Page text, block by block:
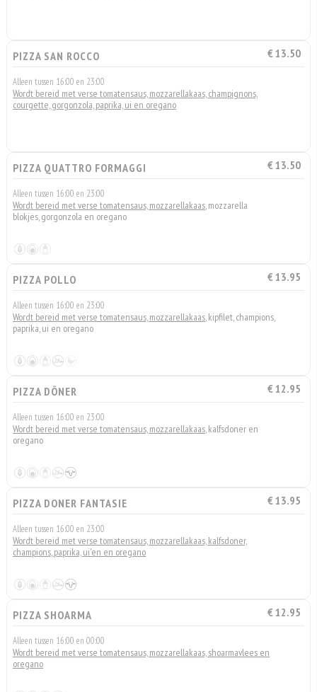
PIZZA SAN ROCCO € 13.50
Alleen tussen 16:00 en 23:00
Wordt bereid met verse tomatensaus, mozzarellakaas, champignons,
courgette, gorgonzola, paprika, ui en oregano
PIZZA QUATTRO FORMAGGI € 13.50
Alleen tussen 16:00 en 23:00
Wordt bereid met verse tomatensaus, mozzarellakaas, mozzarella
blokjes, gorgonzola en oregano
PIZZA POLLO € 13.95
Alleen tussen 16:00 en 23:00
Wordt bereid met verse tomatensaus, mozzarellakaas, kipfilet, champions,
paprika, ui en oregano
PIZZA DÖNER € 12.95
Alleen tussen 16:00 en 23:00
Wordt bereid met verse tomatensaus, mozzarellakaas, kalfsdoner en
oregano
PIZZA DONER FANTASIE € 13.95
Alleen tussen 16:00 en 23:00
Wordt bereid met verse tomatensaus, mozzarellakaas, kalfsdoner,
champions, paprika, ui'en en oregano
PIZZA SHOARMA € 12.95
Alleen tussen 16:00 en 00:00
Wordt bereid met verse tomatensaus, mozzarellakaas, shoarmavlees en
oregano